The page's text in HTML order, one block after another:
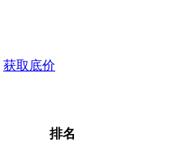
获取底价
排名